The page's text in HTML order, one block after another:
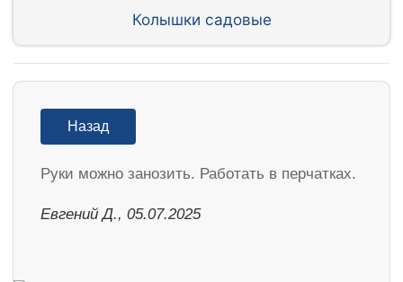
Колышки садовые
Назад
Руки можно занозить. Работать в перчатках.
Евгений Д., 05.07.2025